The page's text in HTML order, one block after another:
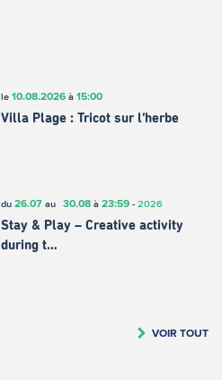
le 10.08.2026à 15:00
Villa Plage : Tricot sur l’herbe
du 26.07au 30.08à 23:59- 2026
Stay & Play – Creative activity
during t…
VOIR TOUT